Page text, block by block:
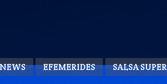
NEWS EFEMERIDES SALSA